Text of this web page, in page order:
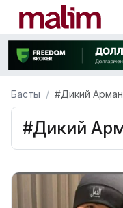
Басты #Дикий Арман
#Дикий